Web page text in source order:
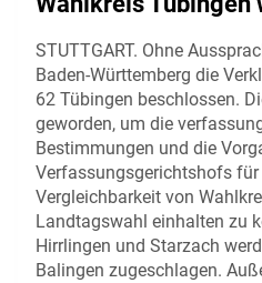
STUTTGART. Ohne
Baden-Württemberg die
62 Tübingen beschlossen.
geworden, um die
Bestimmungen und die
Verfassungsgerichtshofs für
Vergleichbarkeit von
Landtagswahl einhalten zu
Hirrlingen und Starzach
Balingen zugeschlagen.